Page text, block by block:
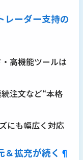
レーダー支持の
高機能ツールは
注文など“本格
にも幅広く対応
＆拡充が続く ¶